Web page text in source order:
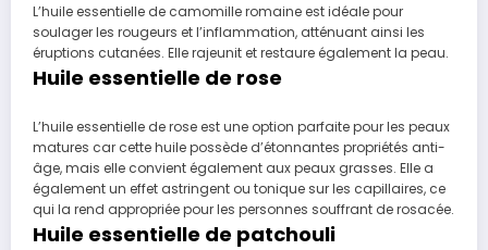
L’huile essentielle de camomille romaine est idéale pour
soulager les rougeurs et l’inflammation, atténuant ainsi les
éruptions cutanées. Elle rajeunit et restaure également la peau.
Huile essentielle de rose
L’huile essentielle de rose est une option parfaite pour les peaux
matures car cette huile possède d’étonnantes propriétés anti-
âge, mais elle convient également aux peaux grasses. Elle a
également un effet astringent ou tonique sur les capillaires, ce
qui la rend appropriée pour les personnes souffrant de rosacée.
Huile essentielle de patchouli